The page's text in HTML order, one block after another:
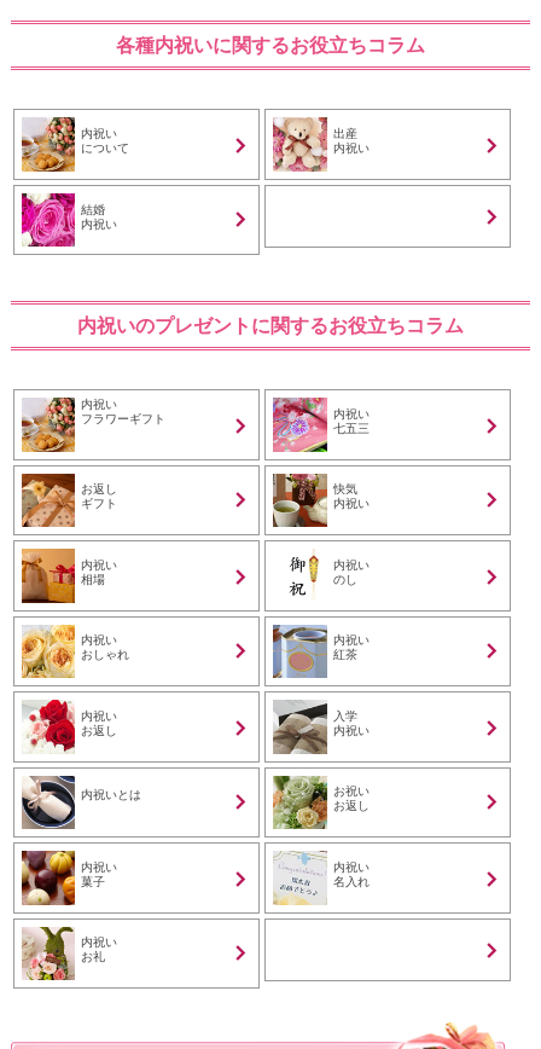
各種内祝いに関するお役立ちコラム
内祝い
について
出産
内祝い
結婚
内祝い
内祝いのプレゼントに関するお役立ちコラム
内祝い
フラワーギフト
内祝い
七五三
お返し
ギフト
快気
内祝い
内祝い
相場
内祝い
のし
内祝い
おしゃれ
内祝い
紅茶
内祝い
お返し
入学
内祝い
内祝いとは
お祝い
お返し
内祝い
菓子
内祝い
名入れ
内祝い
お礼